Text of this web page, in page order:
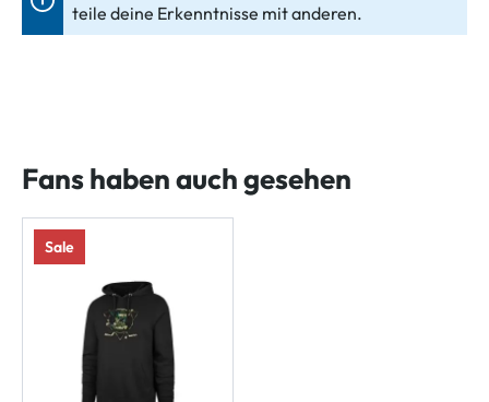
teile deine Erkenntnisse mit anderen.
Fans haben auch gesehen
Sale